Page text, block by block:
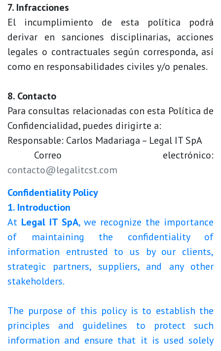
7. Infracciones
El incumplimiento de esta política podrá
derivar en sanciones disciplinarias, acciones
legales o contractuales según corresponda, así
como en responsabilidades civiles y/o penales.
8. Contacto
Para consultas relacionadas con esta Política de
Confidencialidad, puedes dirigirte a:
Responsable: Carlos Madariaga – Legal IT SpA
​Correo electrónico:
contacto@legalitcst.com
Confidentiality Policy
1. Introduction
At Legal IT SpA, we recognize the importance
of maintaining the confidentiality of
information entrusted to us by our clients,
strategic partners, suppliers, and any other
stakeholders.
The purpose of this policy is to establish the
principles and guidelines to protect such
information and ensure that it is used solely